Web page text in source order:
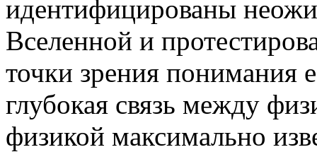
идентифицированы
Вселенной и
точки зрения понимания
глубокая связь между
физикой максимально